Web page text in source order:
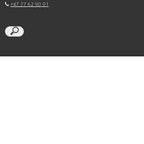
+47 77 62 90 91